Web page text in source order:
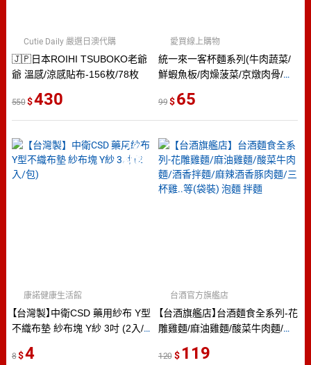
🇯🇵日本ROIHI TSUBOKO老爺
爺 溫感/涼感貼布-156枚/78枚
Cutie Daily 嚴選日澳代購
550 430
統一來一客杯麵系列(牛肉蔬菜/
鮮蝦魚板/肉燥菠菜/京燉肉骨/韓
愛買線上購物
99 65
2％
點數
【台灣製】中衛CSD 藥用紗布 Y型
不織布墊 紗布塊 Y紗 3吋 (2入/
康諾健康生活館
8 4
【台酒旗艦店】台酒麵食全系列-花
雕雞麵/麻油雞麵/酸菜牛肉麵/酒
等(袋裝) 泡麵 拌麵
台酒官方旗艦店
120 119